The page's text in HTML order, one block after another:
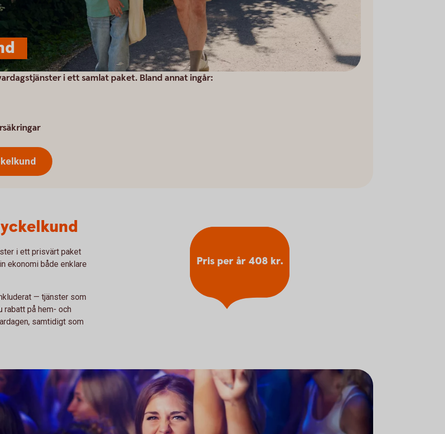
i ett samlat paket. Bland annat ingår:
i ett prisvärt paket
ekonomi både enklare
— tjänster som
rabatt på hem- och
samtidigt som
Pris per år 408 kr.